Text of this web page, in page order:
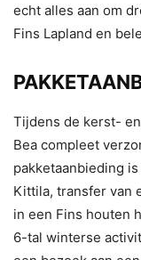
echt alles aan om
Fins Lapland en
Tijdens de kerst-
Bea compleet
pakketaanbieding
Kittila, transfer van
in een Fins houten
6-tal winterse